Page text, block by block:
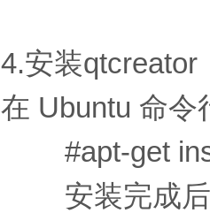
4.安装qtcreator
在 Ubuntu 命令
#apt-get
安装完成后